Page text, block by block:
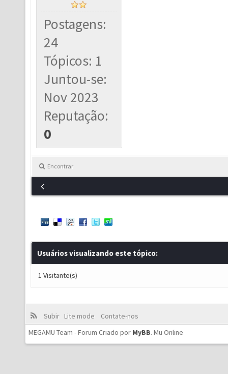
Postagens:
24
Tópicos: 1
Juntou-se:
Nov 2023
Reputação:
0
Encontrar
Usuários visualizando este tópico:
1 Visitante(s)
Subir Lite mode
Contate-nos
MEGAMU Team - Forum Criado por MyBB. Mu Online